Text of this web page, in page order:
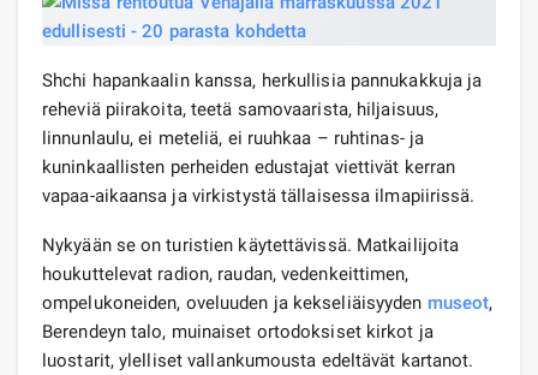
Shchi hapankaalin kanssa, herkullisia pannukakkuja ja
reheviä piirakoita, teetä samovaarista, hiljaisuus,
linnunlaulu, ei meteliä, ei ruuhkaa – ruhtinas- ja
kuninkaallisten perheiden edustajat viettivät kerran
vapaa-aikaansa ja virkistystä tällaisessa ilmapiirissä.
Nykyään se on turistien käytettävissä. Matkailijoita
houkuttelevat radion, raudan, vedenkeittimen,
ompelukoneiden, oveluuden ja kekseliäisyyden museot,
Berendeyn talo, muinaiset ortodoksiset kirkot ja
luostarit, ylelliset vallankumousta edeltävät kartanot.